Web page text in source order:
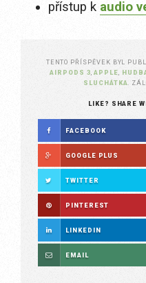
přístup k audio
TENTO PŘÍSPĚVEK BYL
AIRPODS 3 ,APPLE
SLUCHÁTKA .
LIKE? SHARE
FACEBOOK
GOOGLE PLUS
TWITTER
PINTEREST
LINKEDIN
EMAIL